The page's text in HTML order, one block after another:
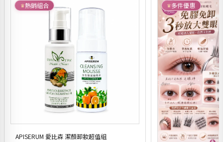
熱銷組合
APISERUM 愛比森 潔顏卸妝超值組
多件優惠